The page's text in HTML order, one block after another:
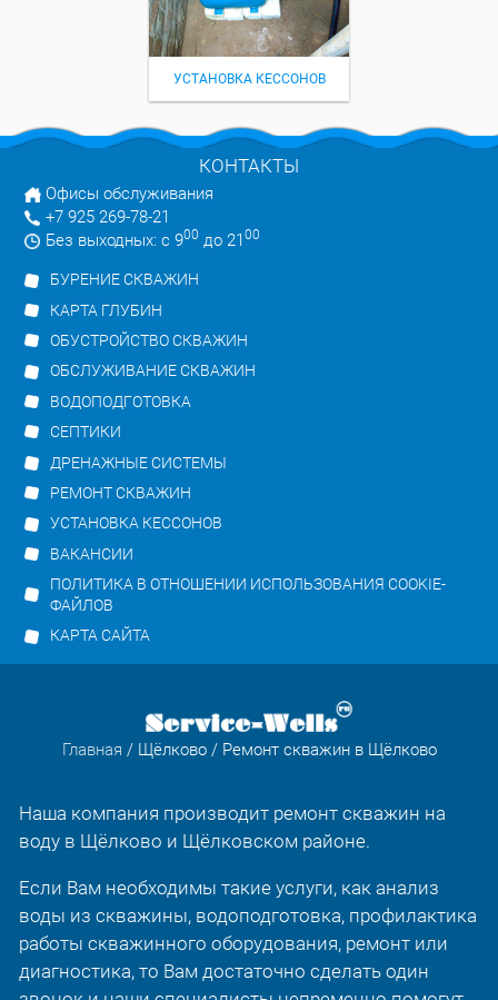
УСТАНОВКА КЕССОНОВ
КОНТАКТЫ
Офисы обслуживания
+7 925 269-78-21
Без выходных: с 900 до 21 00
БУРЕНИЕ СКВАЖИН
КАРТА ГЛУБИН
ОБУСТРОЙСТВО СКВАЖИН
ОБСЛУЖИВАНИЕ СКВАЖИН
ВОДОПОДГОТОВКА
СЕПТИКИ
ДРЕНАЖНЫЕ СИСТЕМЫ
РЕМОНТ СКВАЖИН
УСТАНОВКА КЕССОНОВ
ВАКАНСИИ
ПОЛИТИКА В ОТНОШЕНИИ ИСПОЛЬЗОВАНИЯ COOKIE-
ФАЙЛОВ
КАРТА САЙТА
Главная / Щёлково/ Ремонт скважин в Щёлково
Наша компания производит ремонт скважин на
воду в Щёлково и Щёлковском районе.
Если Вам необходимы такие услуги, как анализ
воды из скважины, водоподготовка, профилактика
работы скважинного оборудования, ремонт или
диагностика, то Вам достаточно сделать один